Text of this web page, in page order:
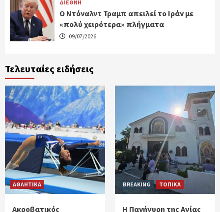
ΔΙΕΘΝΗ
Ο Ντόναλντ Τραμπ απειλεί το Ιράν με
«πολύ χειρότερα» πλήγματα
09/07/2026
Τελευταίες ειδήσεις
ΑΘΛΗΤΙΚΑ
Ακροβατικός
BREAKING ΤΟΠΙΚΑ
Η Πανήγυρη της Αγίας